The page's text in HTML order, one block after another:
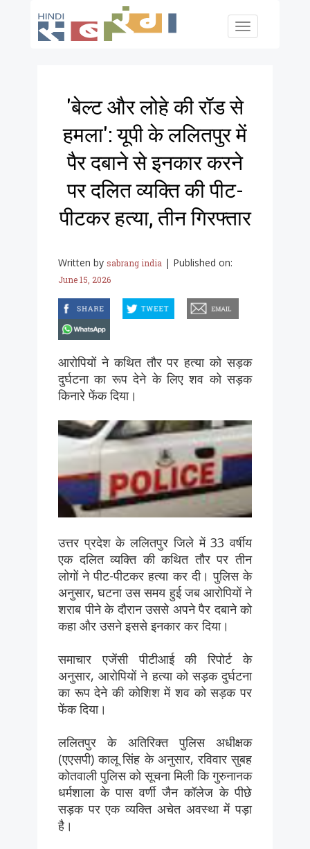
Toggle
'बेल्ट और लोहे की रॉड से
हमला': यूपी के ललितपुर में
पैर दबाने से इनकार करने
पर दलित व्यक्ति की पीट-
पीटकर हत्या, तीन गिरफ्तार
Written by sabrang india | Published on:
June 15, 2026
आरोपियों ने कथित तौर पर हत्या को सड़क
दुर्घटना का रूप देने के लिए शव को सड़क
किनारे फेंक दिया।
उत्तर प्रदेश के ललितपुर जिले में 33 वर्षीय
एक दलित व्यक्ति की कथित तौर पर तीन
लोगों ने पीट-पीटकर हत्या कर दी। पुलिस के
अनुसार, घटना उस समय हुई जब आरोपियों ने
शराब पीने के दौरान उससे अपने पैर दबाने को
कहा और उसने इससे इनकार कर दिया।
समाचार एजेंसी पीटीआई की रिपोर्ट के
अनुसार, आरोपियों ने हत्या को सड़क दुर्घटना
का रूप देने की कोशिश में शव को सड़क पर
फेंक दिया।
ललितपुर के अतिरिक्त पुलिस अधीक्षक
(एएसपी) कालू सिंह के अनुसार, रविवार सुबह
कोतवाली पुलिस को सूचना मिली कि गुरुनानक
धर्मशाला के पास वर्णी जैन कॉलेज के पीछे
सड़क पर एक व्यक्ति अचेत अवस्था में पड़ा
है।